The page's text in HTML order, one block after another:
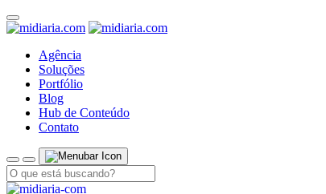
Agência
Soluções
Portfólio
Blog
Hub de Conteúdo
Contato